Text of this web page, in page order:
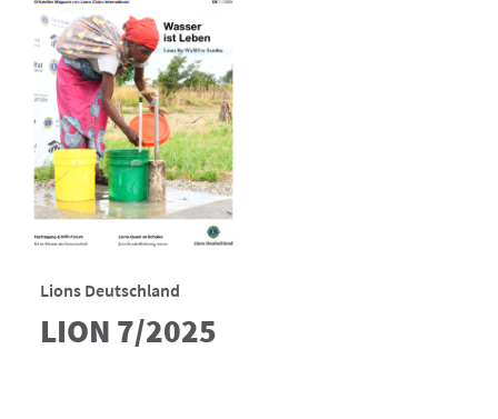
Lions Deutschland
LION 7/2025